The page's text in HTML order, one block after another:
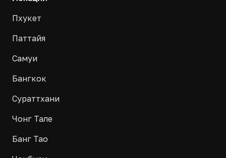
Пхукет
Паттайя
Самуи
Бангкок
Сураттхани
Чонг Тале
Банг Тао